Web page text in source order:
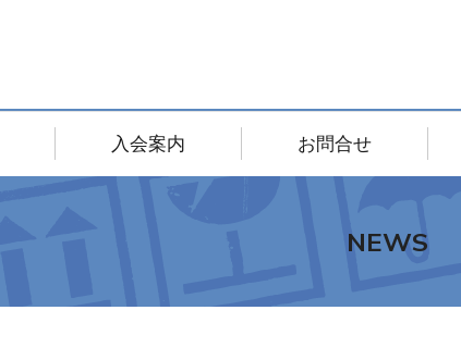
入会案内 お問合せ
NEWS